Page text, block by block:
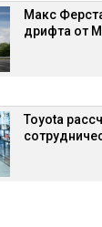
Макс
дрифта от
Toyota